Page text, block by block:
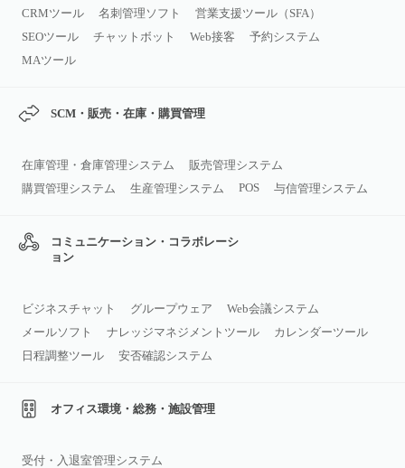
CRMツール 名刺管理ソフト
営業支援ツール（SFA）
SEOツール
チャットボット Web接客
予約システム
MAツール
SCM・販売・在庫・購買管理
在庫管理・倉庫管理システム
販売管理システム
購買管理システム
生産管理システム POS 与信管理システム
コミュニケーション・コラボレーシ
ョン
ビジネスチャット グループウェア
Web会議システム
メールソフト
ナレッジマネジメントツール
カレンダーツール
日程調整ツール
安否確認システム
オフィス環境・総務・施設管理
受付・入退室管理システム